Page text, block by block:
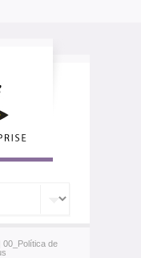
| 00_Política de